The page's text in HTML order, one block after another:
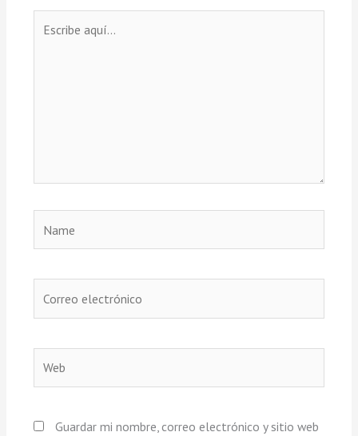
aquí...
electrónico
Guardar mi nombre, correo electrónico y sitio web